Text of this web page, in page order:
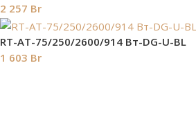
2 257 Br
RT-AT-75/250/2600/914 Вт-DG-U-BL
1 603 Br